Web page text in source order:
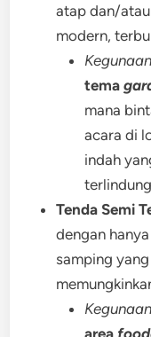
atap dan/
modern,
tema
mana
acara di
indah
Tenda Semi
dengan
samping
area